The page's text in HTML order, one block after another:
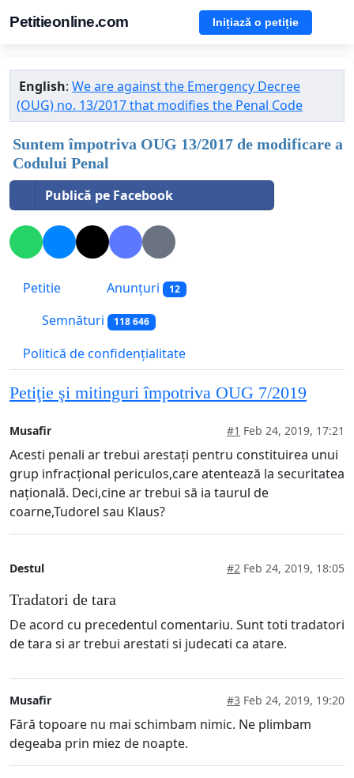
Petitieonline.com Inițiază o petiție
English:We are against the Emergency Decree
(OUG) no. 13/2017 that modifies the Penal Code
Suntem împotriva OUG 13/2017 de modificare a
Codului Penal
Publică pe Facebook
Petitie Anunțuri 12
Semnături 118 646
Politică de confidențialitate
Petiţie şi mitinguri împotriva OUG 7/2019
Musafir #1 Feb 24, 2019, 17:21
Acesti penali ar trebui arestați pentru constituirea unui
grup infracțional periculos,care atentează la securitatea
națională. Deci,cine ar trebui să ia taurul de
coarne,Tudorel sau Klaus?
Destul #2 Feb 24, 2019, 18:05
Tradatori de tara
De acord cu precedentul comentariu. Sunt toti tradatori
de tara si ar trebui arestati si judecati ca atare.
Musafir #3 Feb 24, 2019, 19:20
Fără topoare nu mai schimbam nimic. Ne plimbam
degeaba prin miez de noapte.